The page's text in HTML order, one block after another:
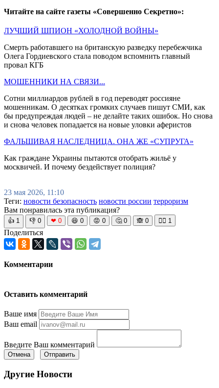
Читайте на сайте газеты «Совершенно Секретно»:
ЛУЧШИЙ ШПИОН «ХОЛОДНОЙ ВОЙНЫ»
Смерть работавшего на британскую разведку перебежчика
Олега Гордиевского стала поводом вспомнить главный
провал КГБ
МОШЕННИКИ НА СВЯЗИ...
Сотни миллиардов рублей в год переводят россияне
мошенникам. О десятках громких случаев пишут СМИ, как
бы предупреждая людей – не делайте таких ошибок. Но снова
и снова человек попадается на новые уловки аферистов
ФАЛЬШИВАЯ НАСЛЕДНИЦА. ОНА ЖЕ «СУПРУГА»
Как граждане Украины пытаются отобрать жильё у
москвичей. И почему бездействует полиция?
23 мая 2026, 11:10
Теги: новости безопасность новости россии терроризм
Вам понравилась эта публикация?
👍 1 👎 0 ❤ 0 😆 0 😡 0 🤔 0 🙈 0 🧘‍♀️ 1
Поделиться
Комментарии
Оставить комментарий
Ваше имя
Ваш email
Введите Ваш комментарий
Отмена Отправить
Другие Новости